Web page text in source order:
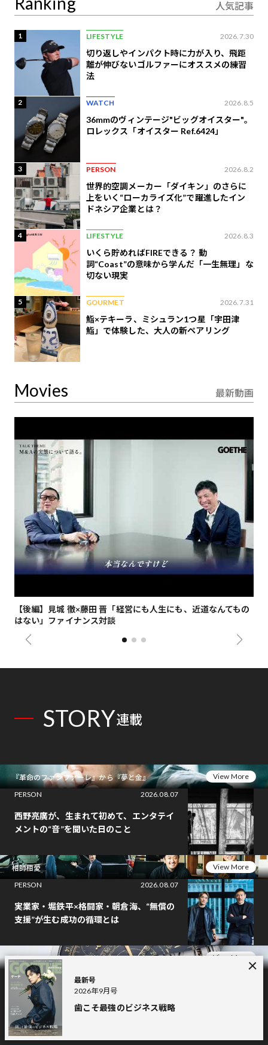
人気記事
1 LIFESTYLE 2026.7.30
切り返しやインパクト時に力が入り、飛距
離が伸びないゴルファーにオススメの練習
法
2 WATCH 2026.8.5
36mmのヴィンテージ"ビッグオイスター"。
ロレックス「オイスター Ref.6424」
3 PERSON 2026.8.2
世界的空調メーカー「ダイキン」のさらに
上をいく“ローカライズ化”で躍進したイン
ドネシア企業とは？
4 LIFESTYLE 2026.8.3
いくら貯めればFIREできる？ 動
詞“Coast”の意味から学んだ「一生無理」な
切ない現実
5 GOURMET 2026.7.31
鮨×テキーラ、ミシュラン1つ星「宇田津
鮨」で体験した、大人の新ペアリング
Movies 最新動画
【後編】見城 徹×藤田 晋「経営にも人生にも、近道なんてもの
はない」ファイナンス対談
STORY連載
『革命のファンファーレ』から『夢と金』
View More
PERSON
2026.08.07
西野亮廣が、生まれて初めて、エンタテイ
メントの“音”を聞いた日のこと
相師相愛
View More
PERSON
2026.08.07
実業家・堀鉄平×格闘家・朝倉海、“無償の
支援”が生む成功の循環とは
ヴィンテージウォッチ再考
View More
WATCH
36mmのヴィンテージ"ビッグオイスタ
ー"。ロレックス「オイスター Ref.6424」
最新号
2026年9月号
歯こそ最強のビジネス戦略